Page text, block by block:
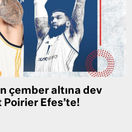
çember altına dev
Efes’te!